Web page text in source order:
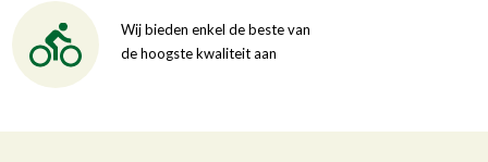
Wij bieden enkel de beste van
de hoogste kwaliteit aan